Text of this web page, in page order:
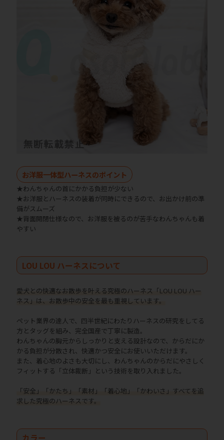
お洋服一体型ハーネスのポイント
★わんちゃんの首にかかる負担が少ない
★お洋服とハーネスの装着が同時にできるので、お出かけ前の準
備がスムーズ
★背面開閉仕様なので、お洋服を被るのが苦手なわんちゃんも着
やすい
LOU LOU ハーネスについて
愛犬との快適なお散歩を叶える究極のハーネス「LOU LOU ハー
ネス」は、お散歩中の安全を最も重視しています。
ペット業界の達人で、四半世紀にわたりハーネスの研究をしてる
方とタッグを組み、完全国産で丁寧に製造。
わんちゃんの胸元からしっかりと支える設計なので、からだにか
かる負担が分散され、快適かつ安全にお使いいただけます。
また、着心地のよさも大切にし、わんちゃんのからだにやさしく
フィットする「立体裁断」という技術を取り入れました。
「安全」「かたち」「素材」「着心地」「かわいさ」すべてを追
求した究極のハーネスです。
カラー